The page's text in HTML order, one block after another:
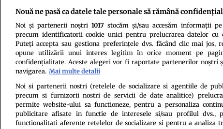
Un rechin din specia Marele Alb, cu o impresionanta lungime de circa
apropierea popularelor plaje din Queensland, intr-o stare care i-a
animal inca necunoscut pe care specialistii il considera a fi un rechin de
pescarii australieni in ultimele zile, dupa ce un altul, de dimensiuni mai
Politica de
Nouă ne pasă ca datele tale personale să rămână
Noi și partenerii noștri 1017stocăm și/sau accesăm informații
precum identificatorii cookie unici pentru prelucrarea datelor cu
Puteți accepta sau gestiona preferințele dvs. făcând clic mai jos,
opune utilizării unui interes legitim în orice moment pe
confidențialitate. Aceste alegeri vor fi raportate partenerilor noștri
navigarea. Mai multe detalii
Noi si partenerii nostri (retelele de socializare si agentiile de
precum si furnizorii nostri de servicii de date analitice)
permite website-ului sa functioneze, pentru a personaliza
publicitare afisate in functie de interesele si/sau profilul dvs.,
functionalitati aferente retelelor de socializare si pentru a analiza